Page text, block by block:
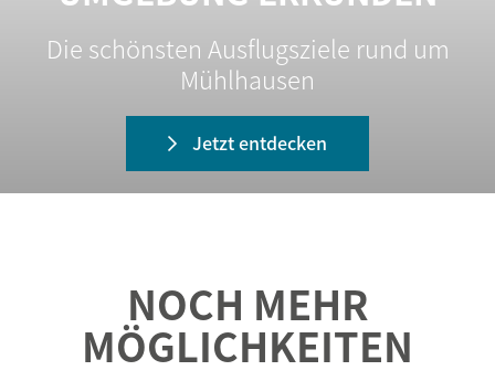
Die schönsten Ausflugsziele rund um
Mühlhausen
Jetzt entdecken
NOCH MEHR
MÖGLICHKEITEN